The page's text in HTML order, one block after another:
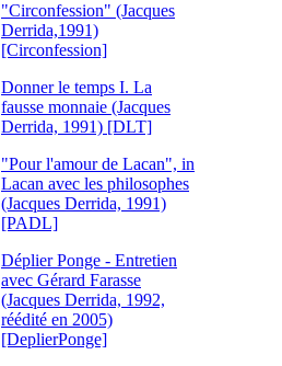
"Circonfession" (Jacques
Derrida,1991)
[Circonfession]
Donner le temps I. La
fausse monnaie (Jacques
Derrida, 1991) [DLT]
"Pour l'amour de Lacan", in
Lacan avec les philosophes
(Jacques Derrida, 1991)
[PADL]
Déplier Ponge - Entretien
avec Gérard Farasse
(Jacques Derrida, 1992,
réédité en 2005)
[DeplierPonge]